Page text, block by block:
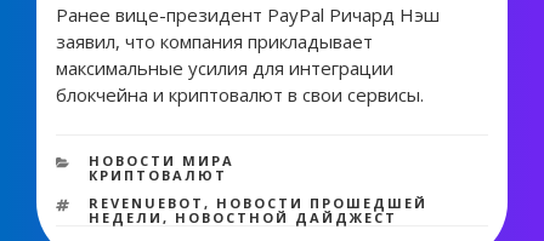
Ранее вице-президент PayPal Ричард Нэш
заявил, что компания прикладывает
максимальные усилия для интеграции
блокчейна и криптовалют в свои сервисы.
РУБРИКИ
НОВОСТИ МИРА
КРИПТОВАЛЮТ
МЕТКИ
REVENUEBOT, НОВОСТИ ПРОШЕДШЕЙ
НЕДЕЛИ, НОВОСТНОЙ ДАЙДЖЕСТ